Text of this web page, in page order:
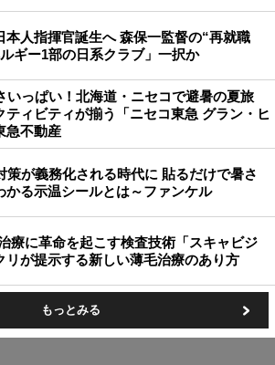
本人指揮官誕生へ 森保一監督の“再就職
ギー1部の日系クラブ」一択か
いっぱい！北海道・ニセコで避暑の夏旅
ティビティが揃う「ニセコ東急 グラン・ヒ
急不動産
策が義務化される時代に 貼るだけで暑さ
かる示温シールとは～ファンケル
療に革命を起こす検査技術「スキャビジ
リが提示する新しい薄毛治療のあり方
もっとみる